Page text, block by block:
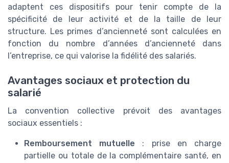
adaptent ces dispositifs pour tenir compte de la
spécificité de leur activité et de la taille de leur
structure. Les primes d’ancienneté sont calculées en
fonction du nombre d’années d’ancienneté dans
l’entreprise, ce qui valorise la fidélité des salariés.
Avantages sociaux et protection du
salarié
La convention collective prévoit des avantages
sociaux essentiels :
Remboursement mutuelle : prise en charge
partielle ou totale de la complémentaire santé, en